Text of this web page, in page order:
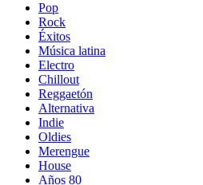
Pop
Rock
Éxitos
Música latina
Electro
Chillout
Reggaetón
Alternativa
Indie
Oldies
Merengue
House
Años 80